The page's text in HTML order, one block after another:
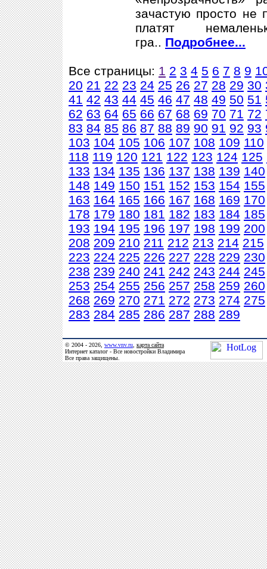
зачастую просто не
платят
гра.. Подробнее...
Все страницы: 1 2 3 4 5 6 7 8 9
20 21 22 23 24 25 26 27 28 29 30
41 42 43 44 45 46 47 48 49 50 51
62 63 64 65 66 67 68 69 70 71 72
83 84 85 86 87 88 89 90 91 92 93
103 104 105 106 107 108 109 110
118 119 120 121 122 123 124 125
133 134 135 136 137 138 139 140
148 149 150 151 152 153 154 155
163 164 165 166 167 168 169 170
178 179 180 181 182 183 184 185
193 194 195 196 197 198 199 200
208 209 210 211 212 213 214 215
223 224 225 226 227 228 229 230
238 239 240 241 242 243 244 245
253 254 255 256 257 258 259 260
268 269 270 271 272 273 274 275
283 284 285 286 287 288 289
© 2004 - 2026, www.vnv.ru карта сайта
Интернет каталог - Все новостройки Владимира
Все права защищены.